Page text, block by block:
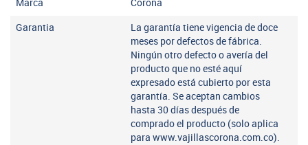
Marca Corona
Garantia
La garantía tiene vigencia de doce
meses por defectos de fábrica.
Ningún otro defecto o avería del
producto que no esté aquí
expresado está cubierto por esta
garantía. Se aceptan cambios
hasta 30 días después de
comprado el producto (solo aplica
para www.vajillascorona.com.co).